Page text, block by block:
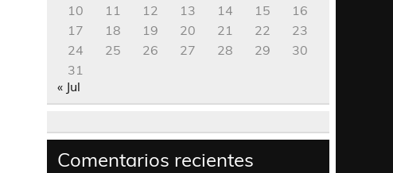
10
11 12 13 14 15
16
17
18 19 20 21 22
23
24
25 26 27 28 29
30
31
« Jul
Comentarios recientes